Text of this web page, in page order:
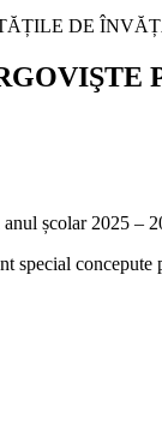
școlar 2025 –
special concepute